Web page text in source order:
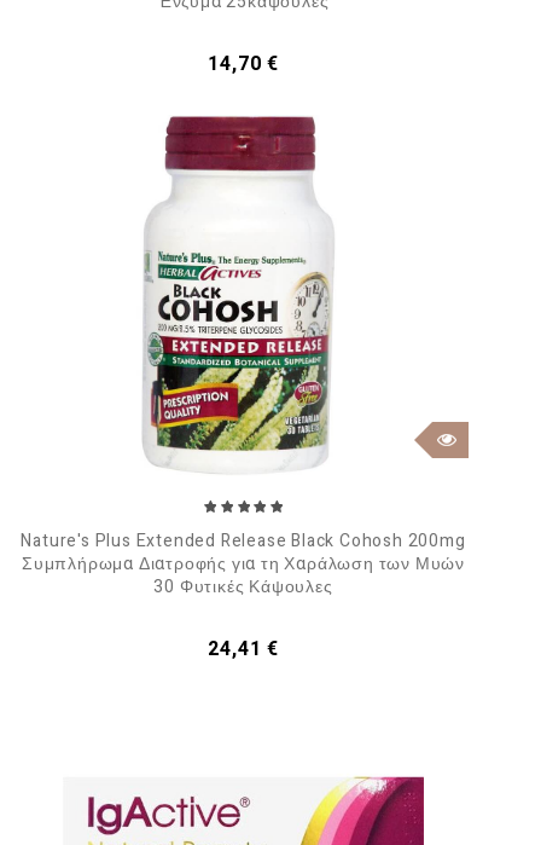
Τιμή
14,70 €
Nature's Plus Extended Release Black Cohosh 200mg
Συμπλήρωμα Διατροφής για τη Χαράλωση των Μυών
30 Φυτικές Κάψουλες
Τιμή
24,41 €